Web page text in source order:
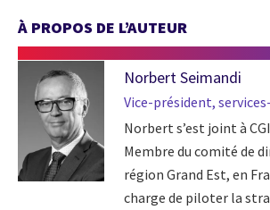
À PROPOS DE L’AUTEUR
Norbert Seimandi
Vice-président,
Norbert s’est joint à
Membre du comité de
région Grand Est, en
charge de piloter la